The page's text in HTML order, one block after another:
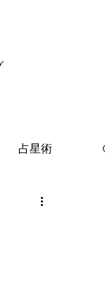
占星術